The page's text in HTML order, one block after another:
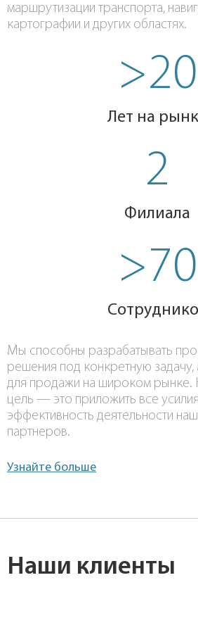
маршрутизации транспорта,
картографии и других областях.
>20
Лет на
2
Филиала
>70
Мы способны разрабатывать
решения под конкретную задачу,
для продажи на широком рынке.
цель — это приложить все
эффективность деятельности
партнеров.
Узнайте больше
Наши клиенты